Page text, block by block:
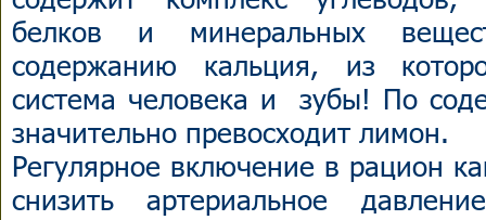
белков и минеральных
содержанию кальция, из
система человека и зубы! По
значительно превосходит лимон.
Регулярное включение в рацион
снизить артериальное